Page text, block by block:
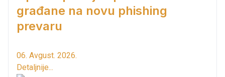
građane na novu phishing
prevaru
06. Avgust. 2026.
Detaljnije...